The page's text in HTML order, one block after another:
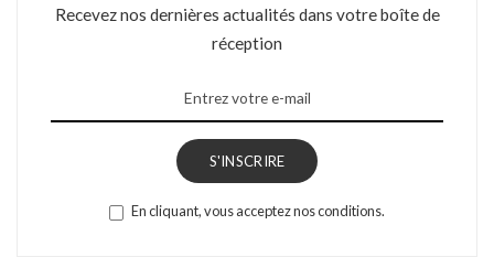
Recevez nos dernières actualités dans votre boîte de
réception
S'INSCRIRE
En cliquant, vous acceptez nos conditions.